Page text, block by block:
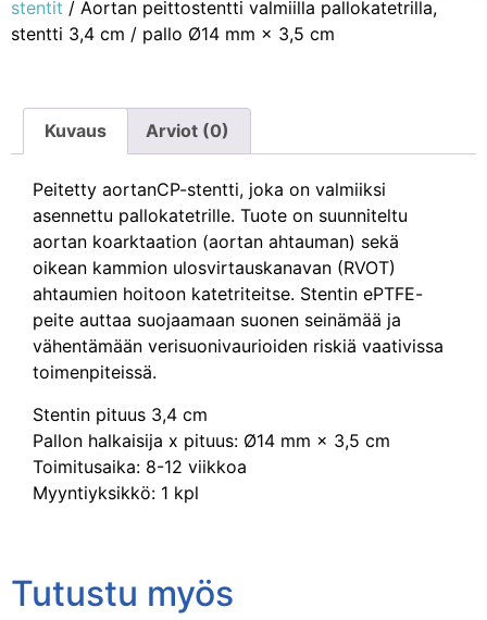
stentit / Aortan peittostentti valmiilla pallokatetrilla,
stentti 3,4 cm / pallo Ø14 mm × 3,5 cm
Kuvaus Arviot (0)
Peitetty aortanCP-stentti, joka on valmiiksi
asennettu pallokatetrille. Tuote on suunniteltu
aortan koarktaation (aortan ahtauman) sekä
oikean kammion ulosvirtauskanavan (RVOT)
ahtaumien hoitoon katetriteitse. Stentin ePTFE-
peite auttaa suojaamaan suonen seinämää ja
vähentämään verisuonivaurioiden riskiä vaativissa
toimenpiteissä.
Stentin pituus 3,4 cm
Pallon halkaisija x pituus: Ø14 mm × 3,5 cm
Toimitusaika: 8-12 viikkoa
Myyntiyksikkö: 1 kpl
Tutustu myös